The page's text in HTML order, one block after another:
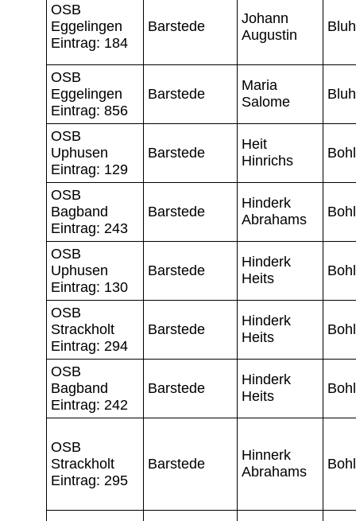
OSB
Eggelingen
Eintrag: 184
Barstede
Johann
Augustin
OSB
Eggelingen
Eintrag: 856
Barstede
Maria
Salome
OSB
Uphusen
Eintrag: 129
Barstede
Heit
Hinrichs
OSB
Bagband
Eintrag: 243
Barstede
Hinderk
Abrahams
OSB
Uphusen
Eintrag: 130
Barstede
Hinderk
Heits
OSB
Strackholt
Eintrag: 294
Barstede
Hinderk
Heits
OSB
Bagband
Eintrag: 242
Barstede
Hinderk
Heits
OSB
Strackholt
Eintrag: 295
Barstede
Hinnerk
Abrahams